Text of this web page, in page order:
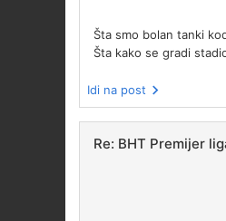
Šta smo bolan tanki
Šta kako se gradi
Idi na post
Re: BHT Premijer